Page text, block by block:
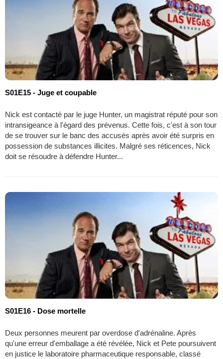
S01E15 - Juge et coupable
Nick est contacté par le juge Hunter, un magistrat réputé pour son
intransigeance à l'égard des prévenus. Cette fois, c'est à son tour
de se trouver sur le banc des accusés après avoir été surpris en
possession de substances illicites. Malgré ses réticences, Nick
doit se résoudre à défendre Hunter...
S01E16 - Dose mortelle
Deux personnes meurent par overdose d'adrénaline. Après
qu'une erreur d'emballage a été révélée, Nick et Pete poursuivent
en justice le laboratoire pharmaceutique responsable, classé